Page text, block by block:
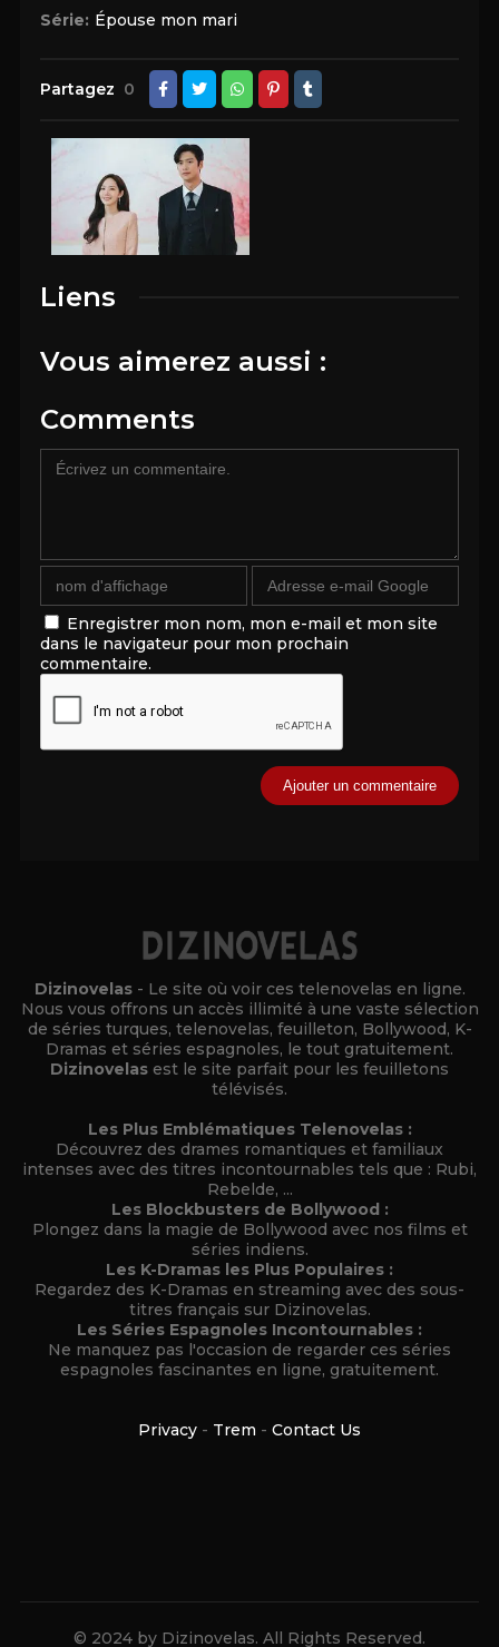
Série: Épouse mon mari
Partagez 0
Liens
Vous aimerez aussi :
Comments
Enregistrer mon nom, mon e-mail et mon site
dans le navigateur pour mon prochain
commentaire.
Dizinovelas - Le site où voir ces telenovelas en ligne.
Nous vous offrons un accès illimité à une vaste sélection
de séries turques, telenovelas, feuilleton, Bollywood, K-
Dramas et séries espagnoles, le tout gratuitement.
Dizinovelas est le site parfait pour les feuilletons
télévisés.
Les Plus Emblématiques Telenovelas :
Découvrez des drames romantiques et familiaux
intenses avec des titres incontournables tels que : Rubi,
Rebelde, ...
Les Blockbusters de Bollywood :
Plongez dans la magie de Bollywood avec nos films et
séries indiens.
Les K-Dramas les Plus Populaires :
Regardez des K-Dramas en streaming avec des sous-
titres français sur Dizinovelas.
Les Séries Espagnoles Incontournables :
Ne manquez pas l'occasion de regarder ces séries
espagnoles fascinantes en ligne, gratuitement.
Privacy - Trem - Contact Us
© 2024 by Dizinovelas. All Rights Reserved.